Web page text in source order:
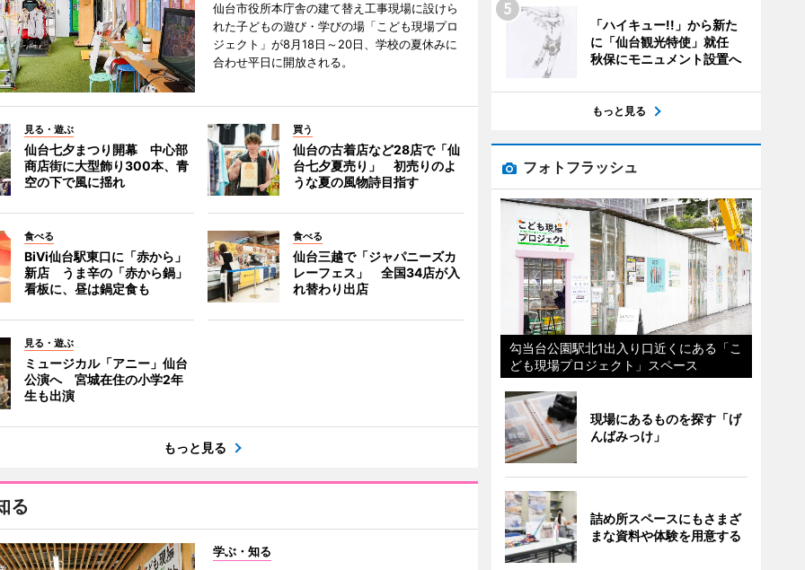
仙台市役所本庁舎の建て替え工事現場に設けら
れた子どもの遊び・学びの場「こども現場プロ
ジェクト」が8月18日～20日、学校の夏休みに
合わせ平日に開放される。
見る・遊ぶ
仙台七夕まつり開幕 中心部
商店街に大型飾り300本、青
空の下で風に揺れ
買う
仙台の古着店など28店で「仙
台七夕夏売り」 初売りのよ
うな夏の風物詩目指す
食べる
BiVi仙台駅東口に「赤から」
新店 うま辛の「赤から鍋」
看板に、昼は鍋定食も
食べる
仙台三越で「ジャパニーズカ
レーフェス」 全国34店が入
れ替わり出店
見る・遊ぶ
ミュージカル「アニー」仙台
公演へ 宮城在住の小学2年
生も出演
もっと見る
る
学ぶ・知る
「ハイキュー!!」から新た
に「仙台観光特使」就任
秋保にモニュメント設置へ
もっと見る
フォトフラッシュ
勾当台公園駅北1出入り口近くにある「こ
ども現場プロジェクト」スペース
現場にあるものを探す「げ
んばみっけ」
詰め所スペースにもさまざ
まな資料や体験を用意する